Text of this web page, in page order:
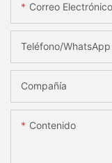
Correo Electrónico
Teléfono/WhatsApp
Compañía
Contenido